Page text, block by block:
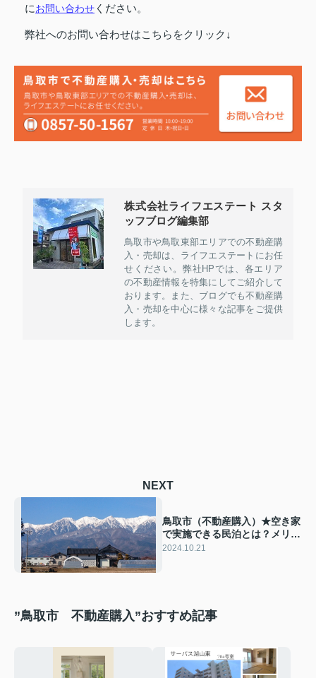
にお問い合わせ ください。
弊社へのお問い合わせはこちらをクリック↓
株式会社ライフエステート スタ
ッフブログ編集部
鳥取市や鳥取東部エリアでの不動産購
入・売却は、ライフエステートにお任
せください。弊社HPでは、各エリア
の不動産情報を特集にしてご紹介して
おります。また、ブログでも不動産購
入・売却を中心に様々な記事をご提供
します。
NEXT
鳥取市（不動産購入）★空き家
で実施できる民泊とは？メリッ
ト・デメリットや手順もご紹
2024.10.21
”鳥取市 不動産購入”おすすめ記事